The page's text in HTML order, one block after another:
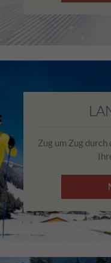
Zug um Zug